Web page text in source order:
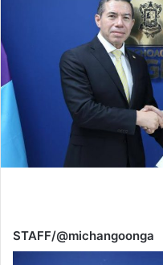
STAFF/@michangoonga